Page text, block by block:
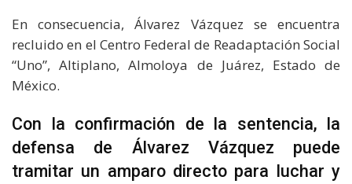
En consecuencia, Álvarez Vázquez se encuentra
recluido en el Centro Federal de Readaptación Social
“Uno”, Altiplano, Almoloya de Juárez, Estado de
México.
Con la confirmación de la sentencia, la
defensa de Álvarez Vázquez puede
tramitar un amparo directo para luchar y